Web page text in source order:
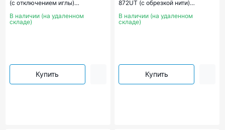
(с отключением иглы)
В наличии (на удаленном
складе)
Купить
872UT (с обрезкой нити)
В наличии (на удаленном
складе)
Купить